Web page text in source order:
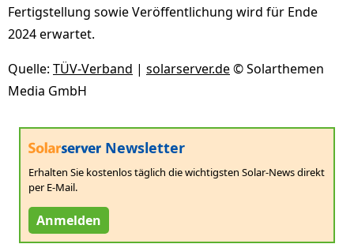
Fertigstellung sowie Veröffentlichung wird für Ende
2024 erwartet.
Quelle: TÜV-Verband | solarserver.de© Solarthemen
Media GmbH
Newsletter
Erhalten Sie kostenlos täglich die wichtigsten Solar-News direkt
per E-Mail.
Anmelden